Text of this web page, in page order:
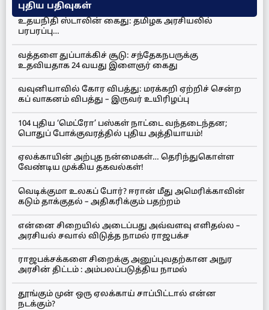
புதிய பதிவுகள்
உதயநிதி ஸ்டாலின் கைது: தமிழக அரசியலில்
பரபரப்பு…
வத்தளை துப்பாக்கிச் சூடு: சந்தேகநபருக்கு
உதவியதாக 24 வயது இளைஞர் கைது
வவுனியாவில் கோர விபத்து: மரக்கறி ஏற்றிச் சென்ற
கப் வாகனம் விபத்து – இருவர் உயிரிழப்பு
104 புதிய ‘மெட்ரோ’ பஸ்கள் நாட்டை வந்தடைந்தன;
பொதுப் போக்குவரத்தில் புதிய அத்தியாயம்!
ஏலக்காயின் அற்புத நன்மைகள்… தெரிந்துகொள்ள
வேண்டிய முக்கிய தகவல்கள்!
வெடிக்குமா உலகப் போர்? ஈரான் மீது அமெரிக்காவின்
கடும் தாக்குதல் – அதிகரிக்கும் பதற்றம்
என்னை சிறையில் அடைப்பது அவ்வளவு எளிதல்ல –
அரசியல் சவால் விடுத்த நாமல் ராஜபக்ச
ராஜபக்சக்களை சிறைக்கு அனுப்புவதற்கான அநுர
அரசின் திட்டம் : அம்பலப்படுத்திய நாமல்
தூங்கும் முன் ஒரு ஏலக்காய் சாப்பிட்டால் என்ன
நடக்கும்?